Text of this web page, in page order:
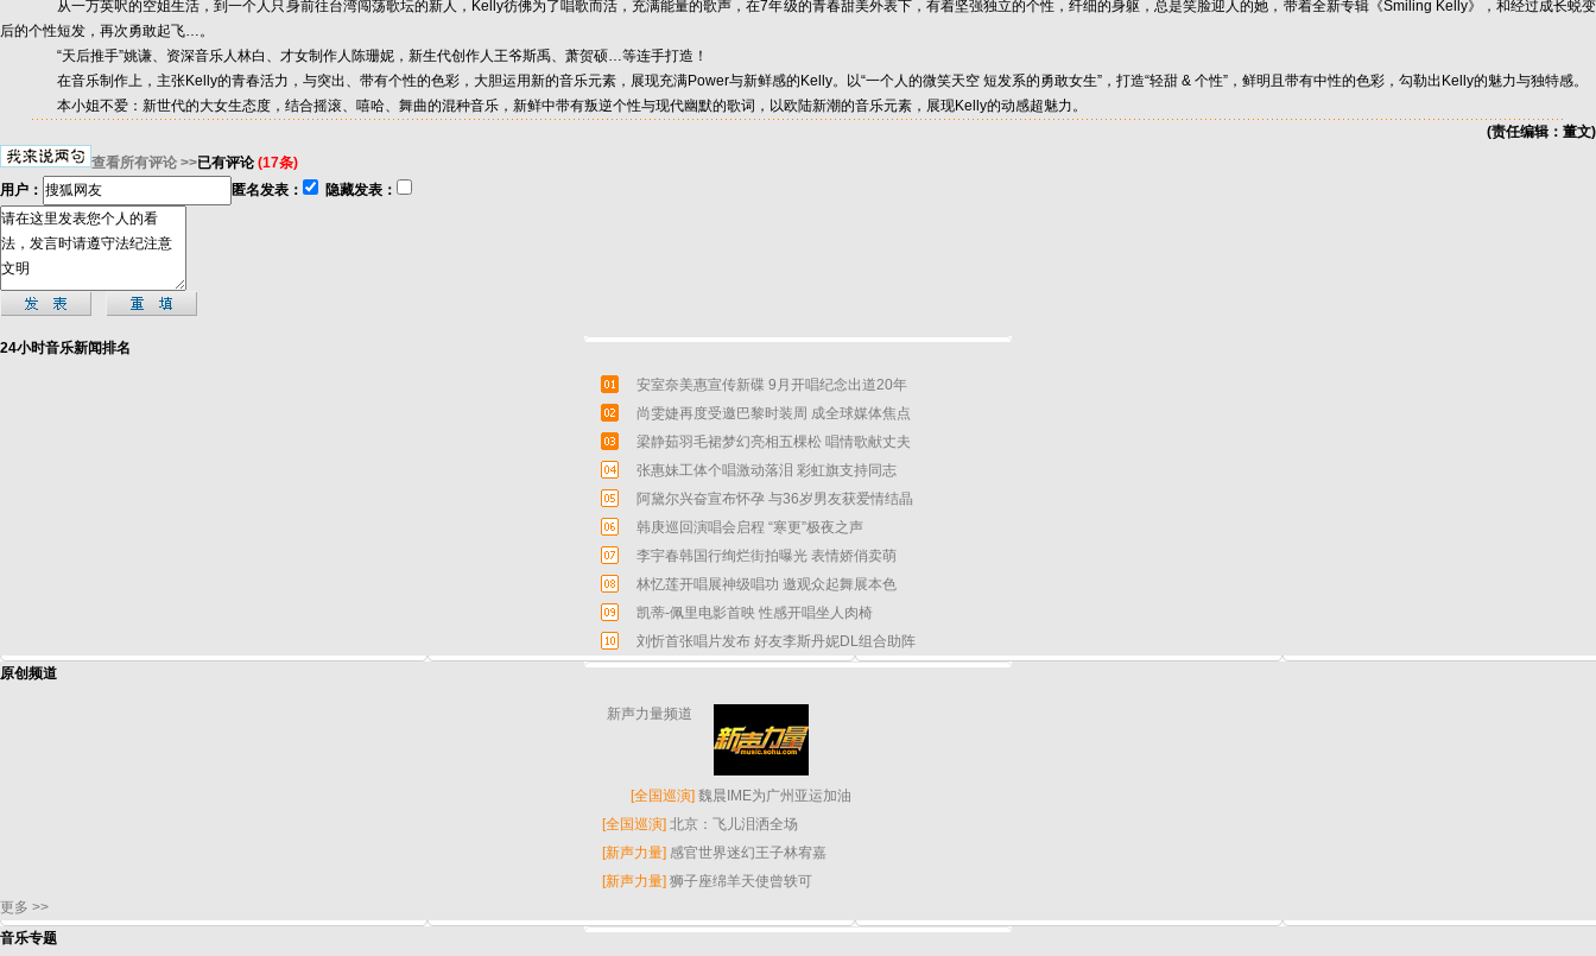
从一万英呎的空姐生活，到一个人只身前往台湾闯荡歌坛的新人，Kelly彷佛为了唱歌而活，充满能量的歌声，在7年级的青春甜美外表下，有着坚强独立的个性，纤细的身躯，总是笑脸迎人的她，带着全新专辑《Smiling Kelly》，和经过成长蜕变
后的个性短发，再次勇敢起飞…。
“天后推手”姚谦、资深音乐人林白、才女制作人陈珊妮，新生代创作人王爷斯禹、萧贺硕…等连手打造！
在音乐制作上，主张Kelly的青春活力，与突出、带有个性的色彩，大胆运用新的音乐元素，展现充满Power与新鲜感的Kelly。以“一个人的微笑天空 短发系的勇敢女生”，打造“轻甜 & 个性”，鲜明且带有中性的色彩，勾勒出Kelly的魅力与独特感。
本小姐不爱：新世代的大女生态度，结合摇滚、嘻哈、舞曲的混种音乐，新鲜中带有叛逆个性与现代幽默的歌词，以欧陆新潮的音乐元素，展现Kelly的动感超魅力。
(责任编辑：董文)
查看所有评论 >>已有评论 (17条)
用户：
匿名发表： 隐藏发表：
24小时音乐新闻排名
安室奈美惠宣传新碟 9月开唱纪念出道20年
尚雯婕再度受邀巴黎时装周 成全球媒体焦点
梁静茹羽毛裙梦幻亮相五棵松 唱情歌献丈夫
张惠妹工体个唱激动落泪 彩虹旗支持同志
阿黛尔兴奋宣布怀孕 与36岁男友获爱情结晶
韩庚巡回演唱会启程 “寒更”极夜之声
李宇春韩国行绚烂街拍曝光 表情娇俏卖萌
林忆莲开唱展神级唱功 邀观众起舞展本色
凯蒂-佩里电影首映 性感开唱坐人肉椅
刘忻首张唱片发布 好友李斯丹妮DL组合助阵
原创频道
新声力量频道
[全国巡演] 魏晨IME为广州亚运加油
[全国巡演] 北京：飞儿泪洒全场
[新声力量] 感官世界迷幻王子林宥嘉
[新声力量] 狮子座绵羊天使曾轶可
更多 >>
音乐专题